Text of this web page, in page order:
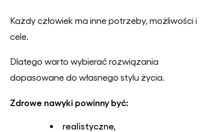
Każdy człowiek ma inne potrzeby, możliwości i
cele.
Dlatego warto wybierać rozwiązania
dopasowane do własnego stylu życia.
Zdrowe nawyki powinny być:
realistyczne,